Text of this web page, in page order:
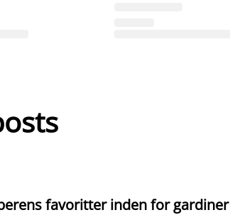
favoritter inden for gardiner